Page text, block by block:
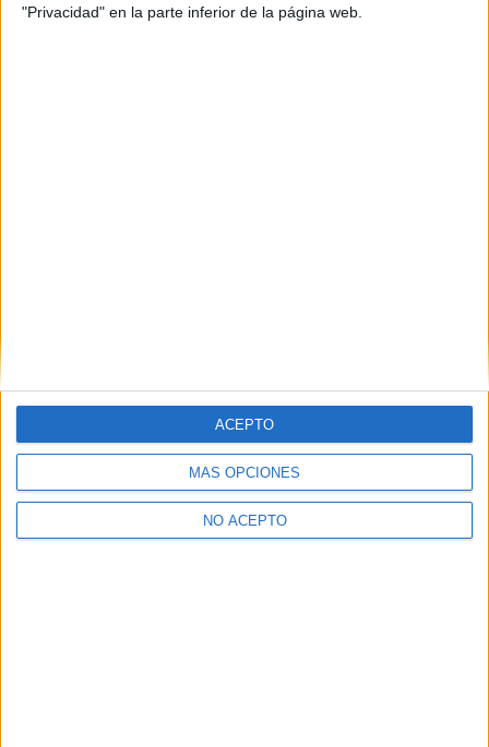
"Privacidad" en la parte inferior de la página web.
MÁS OPCIONES
NO ACEPTO
ACEPTO